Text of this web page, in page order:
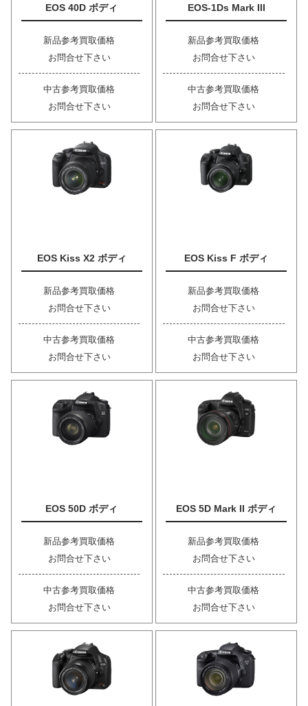
EOS 40D ボディ
新品参考買取価格
お問合せ下さい
中古参考買取価格
お問合せ下さい
EOS-1Ds Mark III
新品参考買取価格
お問合せ下さい
中古参考買取価格
お問合せ下さい
EOS Kiss X2 ボディ
新品参考買取価格
お問合せ下さい
中古参考買取価格
お問合せ下さい
EOS Kiss F ボディ
新品参考買取価格
お問合せ下さい
中古参考買取価格
お問合せ下さい
EOS 50D ボディ
新品参考買取価格
お問合せ下さい
中古参考買取価格
お問合せ下さい
EOS 5D Mark II ボディ
新品参考買取価格
お問合せ下さい
中古参考買取価格
お問合せ下さい